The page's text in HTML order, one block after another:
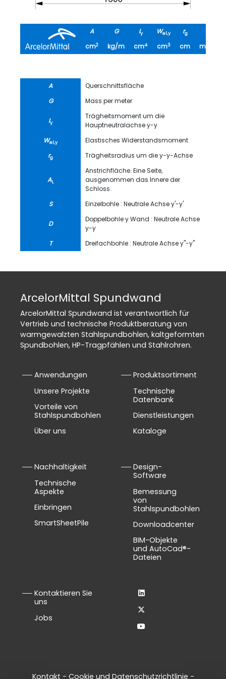
A G Iy Wel,y rg
cm2 kg/m cm4 cm3 cm m
A
Querschnittsfläche
G
Mass per meter
Iy
Trägheitsmoment um die
Hauptneutralachse y-y
Wel,y
Elastisches Widerstandsmoment
rg Trägheitsradius um die y-y-Achse
AL
Anstrichfläche. Eine Seite,
ausgenommen das Innere der
Schloss.
S
Einzelbohle : Neutrale Achse y'-y'
D
Doppelbohle y Wand : Neutrale Achse
y-y
T
Dreifachbohle : Neutrale Achse y''-y''
ArcelorMittal Spundwand
ArcelorMittal Spundwand ist verantwortlich für
Vertrieb und technische Produktberatung von
warmgewalzten Stahlspundbohlen, kaltgeformten
Spundbohlen, HP-Tragpfählen und Stahlrohren.
Anwendungen
Unsere Projekte
Vorteile von
Stahlspundbohlen
Über uns
Produktsortiment
Technische
Datenbank
Dienstleistungen
Kataloge
Nachhaltigkeit
Technische
Aspekte
Einbringen
SmartSheetPile
Design-
Software
Bemessung
von
Stahlspundbohlen
Downloadcenter
BIM-Objekte
und AutoCad®-
Dateien
Kontaktieren Sie
uns
Jobs
Kontakt - Cookie und Datenschutzrichtlinie -